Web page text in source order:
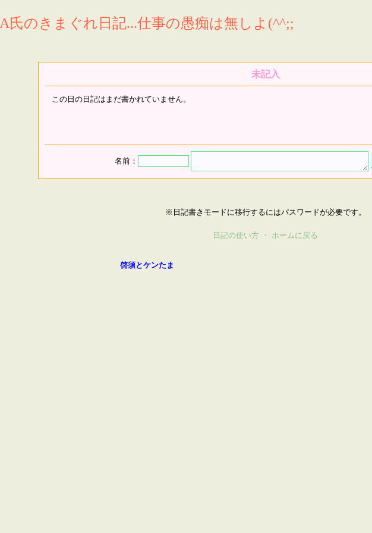
A氏のきまぐれ日記...仕事の愚痴は無しよ(^^;;
未記入
この日の日記はまだ書かれていません。
名前：
※日記書きモードに移行するにはパスワードが必要です。
日記の使い方 ・ ホームに戻る
啓須とケンたま